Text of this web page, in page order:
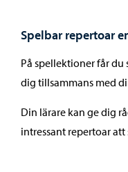
Spelbar repertoar
På spellektioner får du
dig tillsammans med
Din lärare kan ge dig
intressant repertoar att